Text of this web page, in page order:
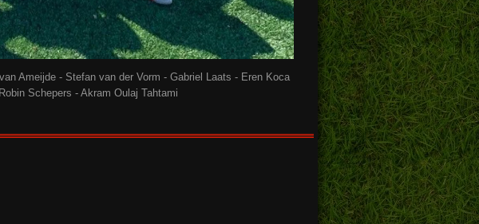
Ameijde - Stefan van der Vorm - Gabriel Laats - Eren Koca
Schepers - Akram Oulaj Tahtami